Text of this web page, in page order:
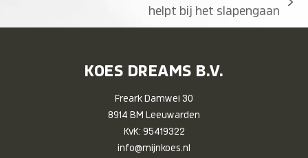
post:
helpt bij het slapengaan
KOES DREAMS B.V.
Freark Damwei 30
8914 BM Leeuwarden
KvK: 95419322
info@mijnkoes.nl